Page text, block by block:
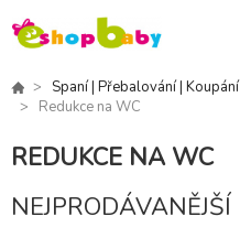
Spaní | Přebalování | Koupání
Redukce na WC
REDUKCE NA WC
NEJPRODÁVANĚJŠÍ